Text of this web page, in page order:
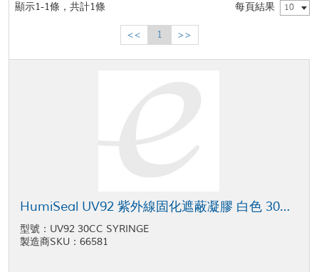
顯示1-1條，共計1條 每頁結果 10
<< 1 >>
HumiSeal UV92 紫外線固化遮蔽凝膠 白色 30毫升 注射器
型號：UV92 30CC SYRINGE
製造商SKU：66581